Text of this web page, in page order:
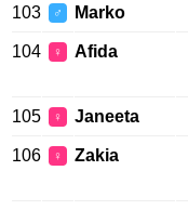
103 ♂ Marko
104 ♀ Afida
105 ♀ Janeeta
106 ♀ Zakia